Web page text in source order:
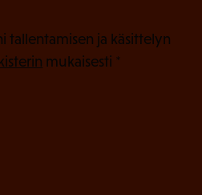
o
l
tallentamisen ja käsittelyn
mukaisesti *